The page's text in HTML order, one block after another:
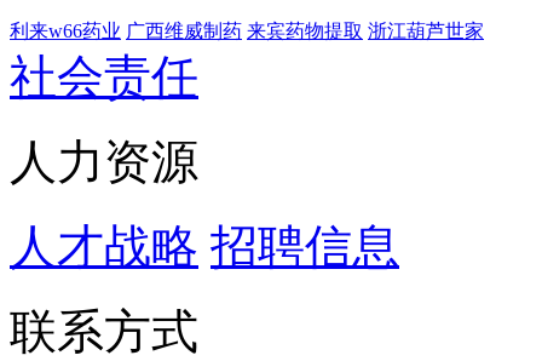
利来w66药业 广西维威制药 来宾药物提取 浙江葫芦世家
社会责任
人力资源
人才战略 招聘信息
联系方式